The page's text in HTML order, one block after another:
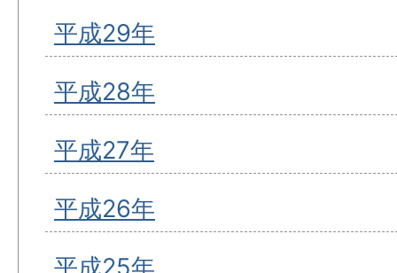
平成29年
平成28年
平成27年
平成26年